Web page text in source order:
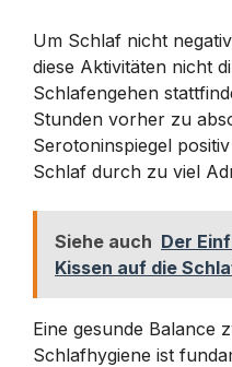
Um Schlaf nicht
diese Aktivitäten nicht
Schlafengehen
Stunden vorher zu
Serotoninspiegel
Schlaf durch zu viel
Siehe auch Der
Kissen auf die
Eine gesunde Balance
Schlafhygiene ist